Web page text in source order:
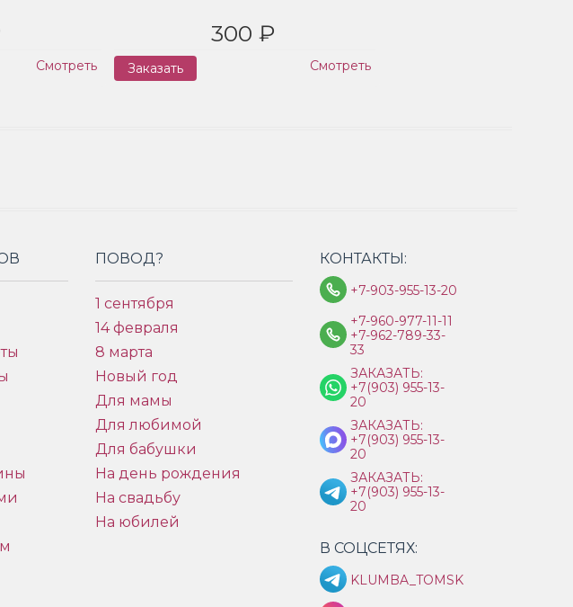
Смотреть
300 ₽
Заказать Смотреть
ПОВОД?
1 сентября
14 февраля
8 марта
Новый год
Для мамы
Для любимой
Для бабушки
На день рождения
На свадьбу
На юбилей
КОНТАКТЫ:
+7-903-955-13-20
+7-960-977-11-11
+7-962-789-33-
33
ЗАКАЗАТЬ:
+7(903) 955-13-
20
ЗАКАЗАТЬ:
+7(903) 955-13-
20
ЗАКАЗАТЬ:
+7(903) 955-13-
20
В СОЦСЕТЯХ:
KLUMBA_TOMSK